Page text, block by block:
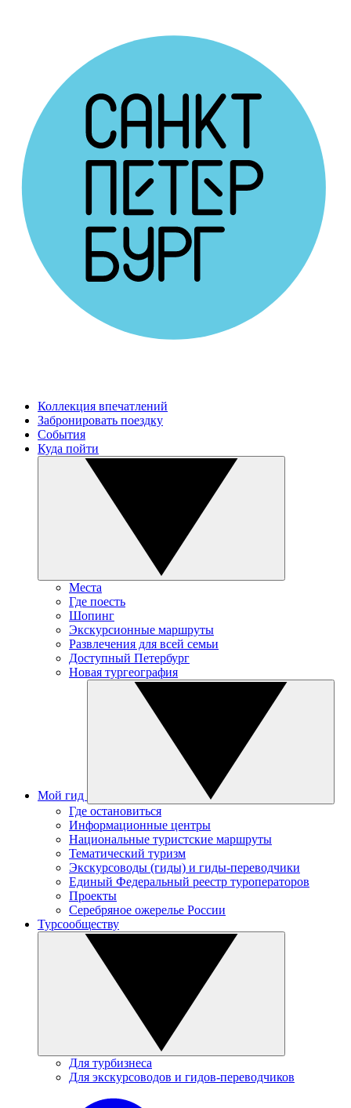
Коллекция впечатлений
Забронировать поездку
События
Куда пойти
Места
Где поесть
Шопинг
Экскурсионные маршруты
Развлечения для всей семьи
Доступный Петербург
Новая тургеография
Мой гид
Где остановиться
Информационные центры
Национальные туристские маршруты
Тематический туризм
Экскурсоводы (гиды) и гиды-переводчики
Единый Федеральный реестр туроператоров
Проекты
Серебряное ожерелье России
Турсообществу
Для турбизнеса
Для экскурсоводов и гидов-переводчиков